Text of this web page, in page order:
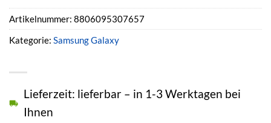
Lieferzeit: lieferbar – in 1-3 Werktagen bei
Ihnen
Artikelnummer: 8806095307657
Kategorie: Samsung Galaxy